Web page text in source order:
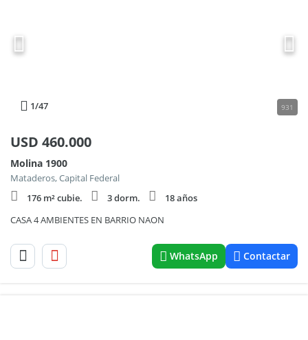
1/47 931
USD 460.000
Molina 1900
Mataderos, Capital Federal
176 m² cubie.
3 dorm.
18 años
CASA 4 AMBIENTES EN BARRIO NAON
WhatsApp Contactar